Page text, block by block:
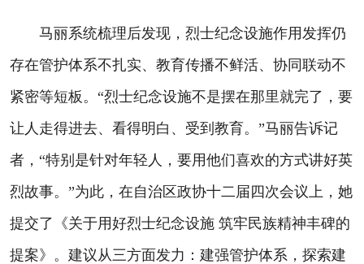
马丽系统梳理后发现，烈士纪念设施作用发挥仍
存在管护体系不扎实、教育传播不鲜活、协同联动不
紧密等短板。“烈士纪念设施不是摆在那里就完了，要
让人走得进去、看得明白、受到教育。”马丽告诉记
者，“特别是针对年轻人，要用他们喜欢的方式讲好英
烈故事。”为此，在自治区政协十二届四次会议上，她
提交了《关于用好烈士纪念设施 筑牢民族精神丰碑的
提案》。建议从三方面发力：建强管护体系，探索建